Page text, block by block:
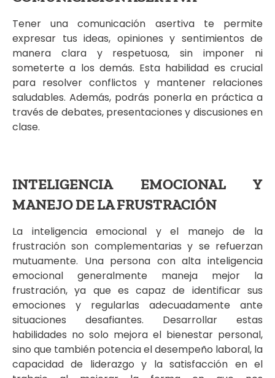
Tener una comunicación asertiva te permite
expresar tus ideas, opiniones y sentimientos de
manera clara y respetuosa, sin imponer ni
someterte a los demás. Esta habilidad es crucial
para resolver conflictos y mantener relaciones
saludables. Además, podrás ponerla en práctica a
través de debates, presentaciones y discusiones en
clase.
INTELIGENCIA EMOCIONAL Y
MANEJO DE LA FRUSTRACIÓN
La inteligencia emocional y el manejo de la
frustración son complementarias y se refuerzan
mutuamente. Una persona con alta inteligencia
emocional generalmente maneja mejor la
frustración, ya que es capaz de identificar sus
emociones y regularlas adecuadamente ante
situaciones desafiantes. Desarrollar estas
habilidades no solo mejora el bienestar personal,
sino que también potencia el desempeño laboral, la
capacidad de liderazgo y la satisfacción en el